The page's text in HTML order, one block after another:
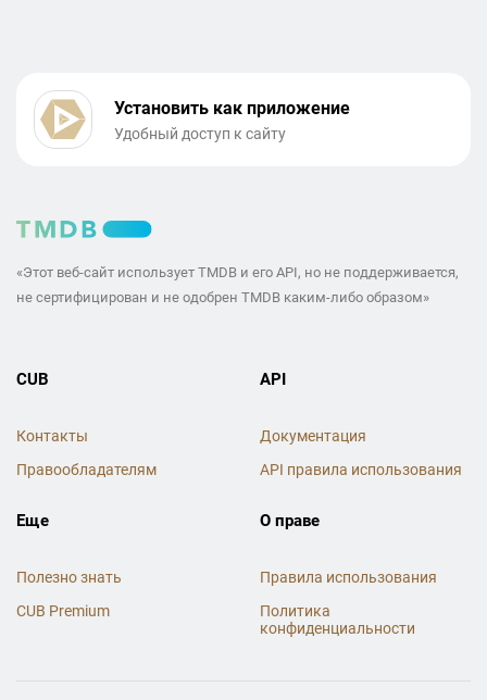
Установить как приложение
Удобный доступ к сайту
«Этот веб-сайт использует TMDB и его API, но не поддерживается,
не сертифицирован и не одобрен TMDB каким-либо образом»
CUB
Контакты
Правообладателям
API
Документация
API правила использования
Еще
Полезно знать
CUB Premium
О праве
Правила использования
Политика
конфиденциальности